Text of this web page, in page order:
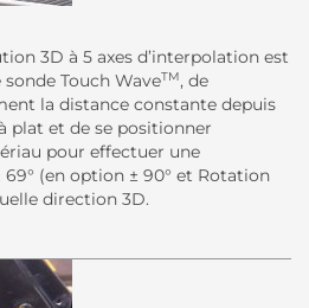
3D à 5 axes d’interpolation est
sonde Touch WaveTM, de
la distance constante depuis
plat et de se positionner
pour effectuer une
(en option ± 90° et Rotation
direction 3D.